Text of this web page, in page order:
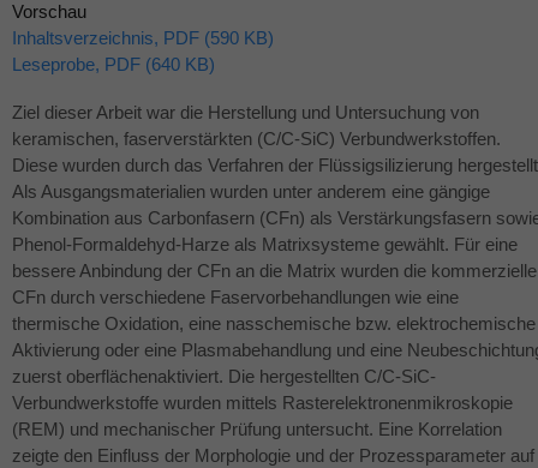
Vorschau
Inhaltsverzeichnis, PDF (590 KB)
Leseprobe, PDF (640 KB)
Ziel dieser Arbeit war die Herstellung und Untersuchung von
keramischen, faserverstärkten (C/C-SiC) Verbundwerkstoffen.
Diese wurden durch das Verfahren der Flüssigsilizierung
Als Ausgangsmaterialien wurden unter anderem eine gängige
Kombination aus Carbonfasern (CFn) als Verstärkungsfasern
Phenol-Formaldehyd-Harze als Matrixsysteme gewählt. Für eine
bessere Anbindung der CFn an die Matrix wurden die
CFn durch verschiedene Faservorbehandlungen wie eine
thermische Oxidation, eine nasschemische bzw. elektrochemische
Aktivierung oder eine Plasmabehandlung und eine
zuerst oberflächenaktiviert. Die hergestellten C/C-SiC-
Verbundwerkstoffe wurden mittels Rasterelektronenmikroskopie
(REM) und mechanischer Prüfung untersucht. Eine Korrelation
zeigte den Einfluss der Morphologie und der Prozessparameter auf